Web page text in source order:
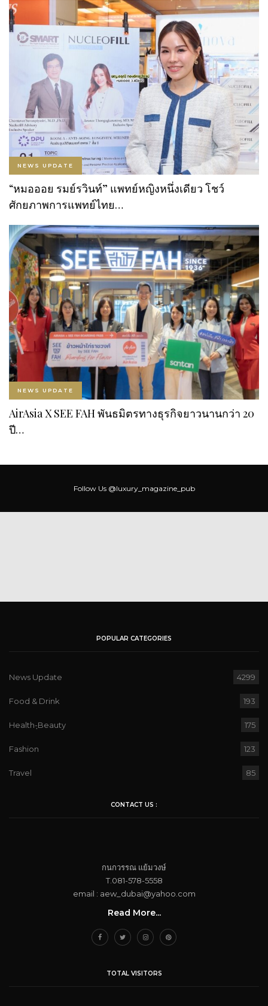
NEWS UPDATE
“หมอออย รมย์รวินท์” แพทย์หญิงหนึ่งเดียว โชว์
ศักยภาพการแพทย์ไทย…
NEWS UPDATE
AirAsia X SEE FAH พันธมิตรทางธุรกิจยาวนานกว่า 20
ปี…
Follow Us @luxury_magazine_pub
POPULAR CATEGORIES
News Update 4299
Food & Drink 193
Health-ฺBeauty 175
Fashion 123
Travel 85
CONTACT US :
กนกวรรณ​ แย้ม​วงษ์
T.081-578-5558
email : aew_dubai@yahoo.com​
Read More...
TOTAL VISITORS